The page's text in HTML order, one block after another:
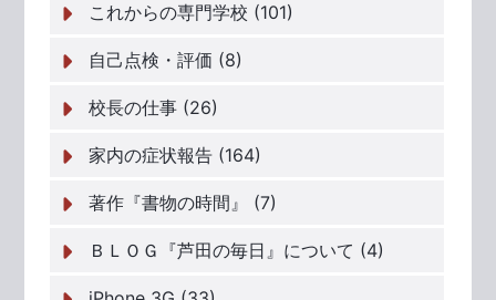
これからの専門学校 (101)
自己点検・評価 (8)
校長の仕事 (26)
家内の症状報告 (164)
著作『書物の時間』 (7)
ＢＬＯＧ『芦田の毎日』について (4)